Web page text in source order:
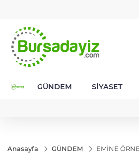
GÜNDEM SİYASET
Anasayfa GÜNDEM EMİNE